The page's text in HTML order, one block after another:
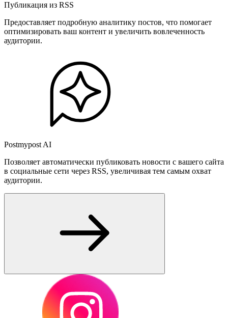
Публикация из RSS
Предоставляет подробную аналитику постов, что помогает
оптимизировать ваш контент и увеличить вовлеченность
аудитории.
Postmypost AI
Позволяет автоматически публиковать новости с вашего сайта
в социальные сети через RSS, увеличивая тем самым охват
аудитории.